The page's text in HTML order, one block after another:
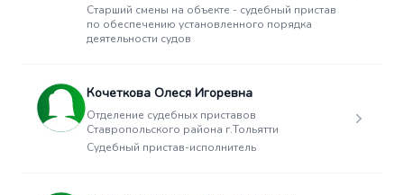
Старший смены на объекте - судебный пристав
по обеспечению установленного порядка
деятельности судов
Кочеткова Олеся Игоревна
Отделение судебных приставов
Ставропольского района г.Тольятти
Судебный пристав-исполнитель